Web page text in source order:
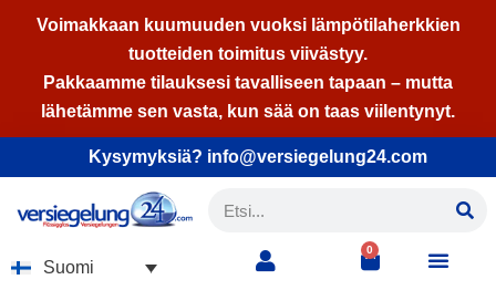
suoraan
sisältöön
Voimakkaan kuumuuden vuoksi lämpötilaherkkien
tuotteiden toimitus viivästyy.
Pakkaamme tilauksesi tavalliseen tapaan – mutta
lähetämme sen vasta, kun sää on taas viilentynyt.
Kysymyksiä? info@versiegelung24.com
Suomi
0